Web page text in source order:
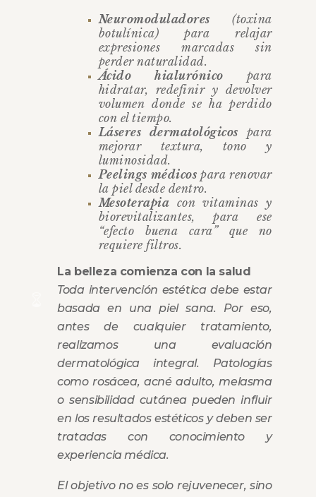
Neuromoduladores (toxina
botulínica) para relajar
expresiones marcadas sin
perder naturalidad.
Ácido hialurónico para
hidratar, redefinir y devolver
volumen donde se ha perdido
con el tiempo.
Láseres dermatológicos para
mejorar textura, tono y
luminosidad.
Peelings médicos para renovar
la piel desde dentro.
Mesoterapia con vitaminas y
biorevitalizantes, para ese
“efecto buena cara” que no
requiere filtros.
La belleza comienza con la salud
Toda intervención estética debe estar
basada en una piel sana. Por eso,
antes de cualquier tratamiento,
realizamos una evaluación
dermatológica integral. Patologías
como rosácea, acné adulto, melasma
o sensibilidad cutánea pueden influir
en los resultados estéticos y deben ser
tratadas con conocimiento y
experiencia médica.
El objetivo no es solo rejuvenecer, sino